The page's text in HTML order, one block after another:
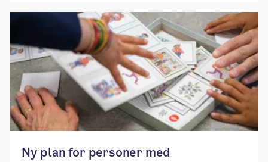
​​Ny plan for personer med